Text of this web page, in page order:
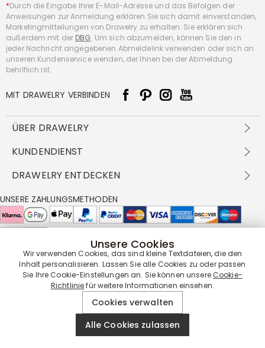
*Durch die Eingabe Ihrer E-Mail-Adresse und das Befolgen der
Anweisungen zur Anmeldung erklären Sie sich damit einverstanden,
Marketingmitteilungen von Drawelry zu erhalten. Sie erklären sich
außerdem mit der DBG. Um sich abzumelden, können Sie den in
jeder Nachricht angegebenen Abmeldelink verwenden oder sich an
unseren Kundenservice wenden, der Ihnen bei der Abmeldung
behilflich ist.
MIT DRAWELRY VERBINDEN
ÜBER DRAWELRY
Über Uns
DBG
FAQ
Cookie-Richtlinie
KUNDENDIENST
Versandbedingungen
Rückgabe & Umtausch
Pflegehinweis
DRAWELRY ENTDECKEN
Großhandelsangebot
Drawelry Prime
Bonusprogramm
UNSERE ZAHLUNGSMETHODEN
UNSERE LIEFERPARTNER
UNSERE SERVICEGARANTIE
© 2019 - 2026DrawelryWebsite All Rights Reserved.
Unsere Cookies
Wir verwenden Cookies, das sind kleine Textdateien, die den
Inhalt personalisieren. Lassen Sie alle Cookies zu oder passen
Sie Ihre Cookie-Einstellungen an. Sie können unsereCookie-
Richtliniefür weitere Informationen einsehen.
Cookies verwalten
Alle Cookies zulassen